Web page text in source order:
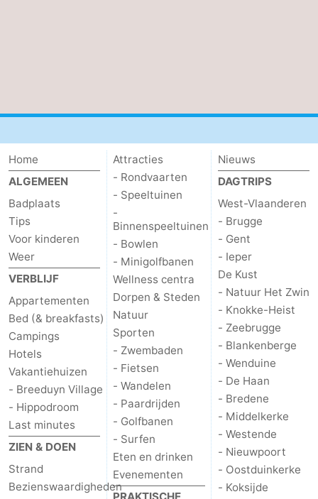
Home
ALGEMEEN
Badplaats
Tips
Voor kinderen
Weer
VERBLIJF
Appartementen
Bed (& breakfasts)
Campings
Hotels
Vakantiehuizen
- Breeduyn Village
- Hippodroom
Last minutes
ZIEN & DOEN
Strand
Bezienswaardigheden
Attracties
- Rondvaarten
- Speeltuinen
-
Binnenspeeltuinen
- Bowlen
- Minigolfbanen
Wellness centra
Dorpen & Steden
Natuur
Sporten
- Zwembaden
- Fietsen
- Wandelen
- Paardrijden
- Golfbanen
- Surfen
Eten en drinken
Evenementen
Nieuws
DAGTRIPS
West-Vlaanderen
- Brugge
- Gent
- Ieper
De Kust
- Natuur Het Zwin
- Knokke-Heist
- Zeebrugge
- Blankenberge
- Wenduine
- De Haan
- Bredene
- Middelkerke
- Westende
- Nieuwpoort
- Oostduinkerke
- Koksijde